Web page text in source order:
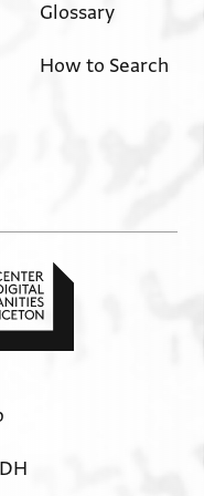
] בהוצל מכשר
] אלימו יותכפו
ג]דולת קדושת
]שלם מהשלום
הכאו]בה הדאובה
]סה הדכואה
]ה העניים
Glossary
How to Search